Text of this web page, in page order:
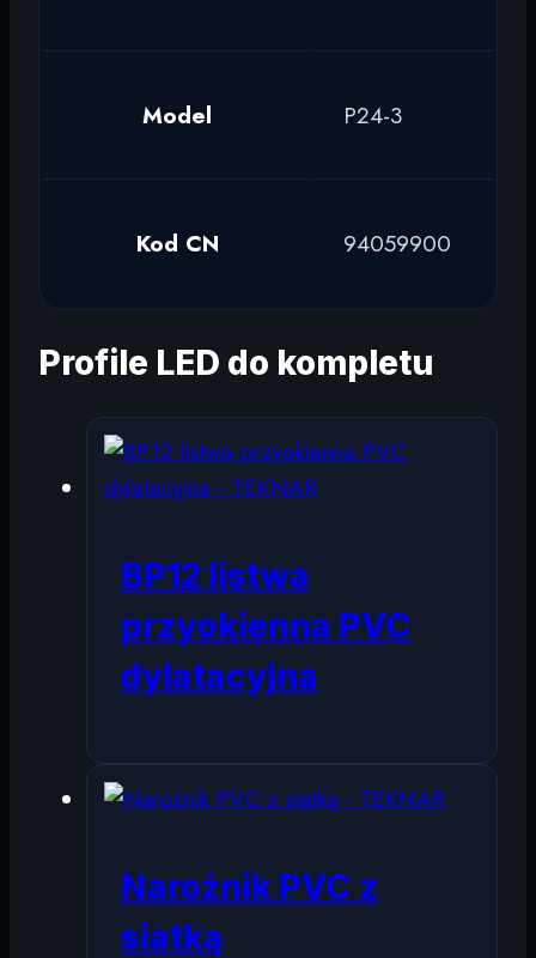
Model P24-3
Kod CN 94059900
Profile LED do kompletu
BP12 listwa
przyokienna PVC
dylatacyjna
Narożnik PVC z
siatką